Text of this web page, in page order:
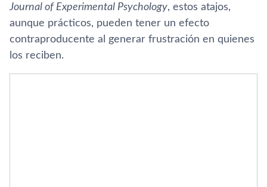
Journal of Experimental Psychology, estos atajos,
aunque prácticos, pueden tener un efecto
contraproducente al generar frustración en quienes
los reciben.